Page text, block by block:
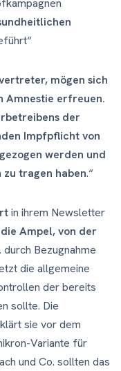
mögen sich
Amnestie erfreuen.
der
Impfpflicht von
werden und
tragen haben.“
in ihrem Newsletter
Ampel, von der
durch Bezugnahme
die allgemeine
der bereits
sollte. Die
sie vor dem
Variante für
und Co. sollten das